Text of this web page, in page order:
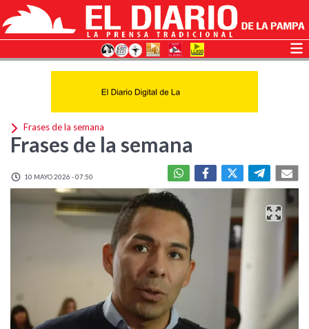
Frases de la semana
Frases de la semana
10 MAYO 2026 - 07:50